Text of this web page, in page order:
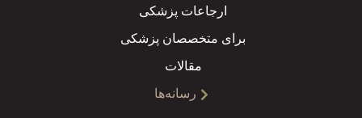
ارجاعات پزشکی
برای متخصصان پزشکی
مقالات
رسانه‌ها